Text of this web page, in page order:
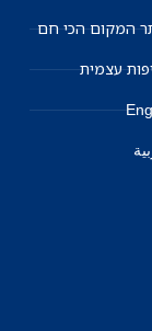
המקום הכי חם
עצמית